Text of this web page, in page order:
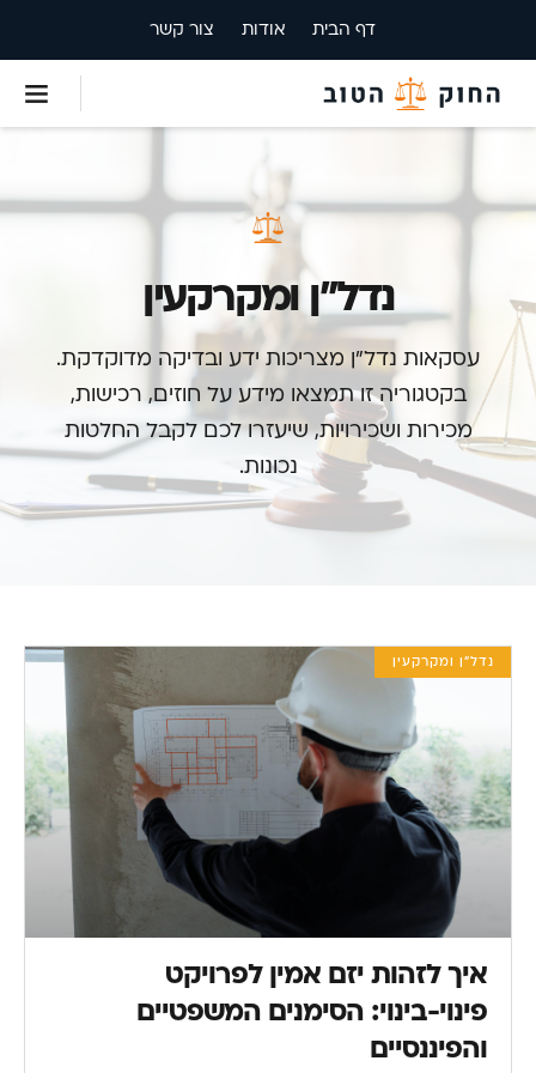
דף הבית אודות צור קשר
נדל”ן ומקרקעין
עסקאות נדל”ן מצריכות ידע ובדיקה מדוקדקת.
בקטגוריה זו תמצאו מידע על חוזים, רכישות,
מכירות ושכירויות, שיעזרו לכם לקבל החלטות
נכונות.
נדל"ן ומקרקעין
איך לזהות יזם אמין לפרויקט
פינוי-בינוי: הסימנים המשפטיים
והפיננסיים